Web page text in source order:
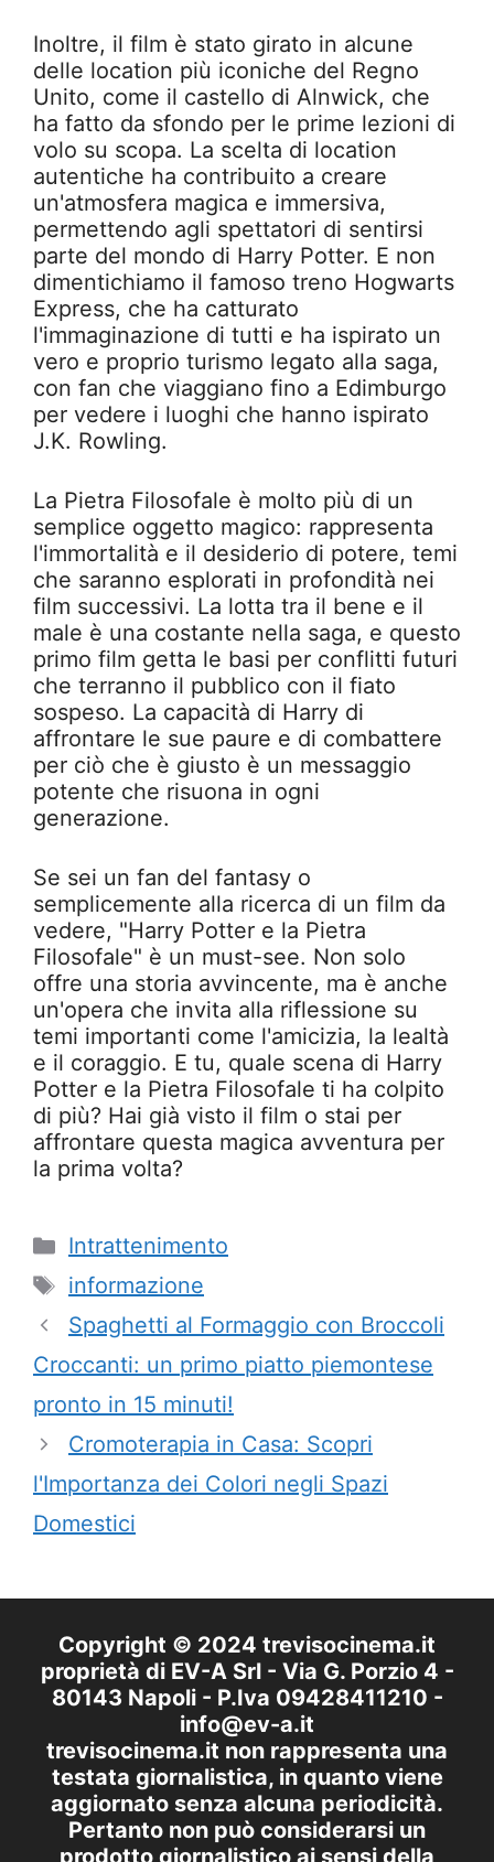
Inoltre, il film è stato girato in alcune
delle location più iconiche del Regno
Unito, come il castello di Alnwick, che
ha fatto da sfondo per le prime lezioni di
volo su scopa. La scelta di location
autentiche ha contribuito a creare
un'atmosfera magica e immersiva,
permettendo agli spettatori di sentirsi
parte del mondo di Harry Potter. E non
dimentichiamo il famoso treno Hogwarts
Express, che ha catturato
l'immaginazione di tutti e ha ispirato un
vero e proprio turismo legato alla saga,
con fan che viaggiano fino a Edimburgo
per vedere i luoghi che hanno ispirato
J.K. Rowling.
La Pietra Filosofale è molto più di un
semplice oggetto magico: rappresenta
l'immortalità e il desiderio di potere, temi
che saranno esplorati in profondità nei
film successivi. La lotta tra il bene e il
male è una costante nella saga, e questo
primo film getta le basi per conflitti futuri
che terranno il pubblico con il fiato
sospeso. La capacità di Harry di
affrontare le sue paure e di combattere
per ciò che è giusto è un messaggio
potente che risuona in ogni
generazione.
Se sei un fan del fantasy o
semplicemente alla ricerca di un film da
vedere, "Harry Potter e la Pietra
Filosofale" è un must-see. Non solo
offre una storia avvincente, ma è anche
un'opera che invita alla riflessione su
temi importanti come l'amicizia, la lealtà
e il coraggio. E tu, quale scena di Harry
Potter e la Pietra Filosofale ti ha colpito
di più? Hai già visto il film o stai per
affrontare questa magica avventura per
la prima volta?
Categorie
Intrattenimento
Tag
informazione
Spaghetti al Formaggio con Broccoli
Croccanti: un primo piatto piemontese
pronto in 15 minuti!
Cromoterapia in Casa: Scopri
l'Importanza dei Colori negli Spazi
Domestici
Copyright © 2024 trevisocinema.it
proprietà di EV-A Srl - Via G. Porzio 4 -
80143 Napoli - P.Iva 09428411210 -
info@ev-a.it
trevisocinema.it non rappresenta una
testata giornalistica, in quanto viene
aggiornato senza alcuna periodicità.
Pertanto non può considerarsi un
prodotto giornalistico ai sensi della